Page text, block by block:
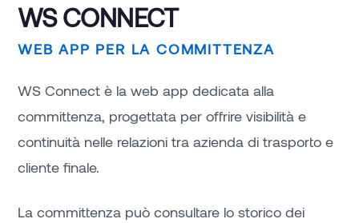
WS CONNECT
WEB APP PER LA COMMITTENZA
WS Connect è la web app dedicata alla
committenza, progettata per offrire visibilità e
continuità nelle relazioni tra azienda di trasporto e
cliente finale.
La committenza può consultare lo storico dei